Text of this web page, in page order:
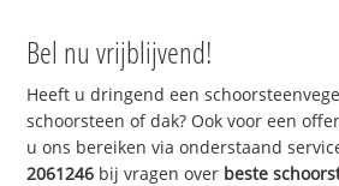
Bel nu vrijblijvend!
Heeft u dringend een
schoorsteen of dak? Ook voor een
u ons bereiken via onderstaand
2061246 bij vragen over beste